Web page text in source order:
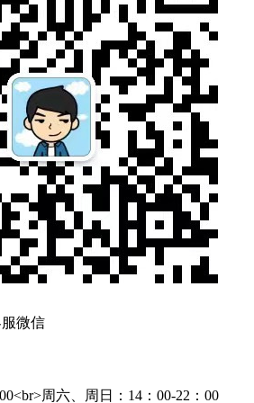
微信
周六、周日：14：00-22：00